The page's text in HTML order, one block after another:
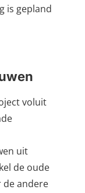
is gepland
voluit
uit
de oude
de andere